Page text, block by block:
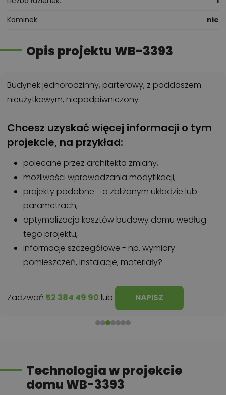
Kominek
nie
Opis projektu WB-3393
Budynek jednorodzinny, parterowy, z poddaszem
nieużytkowym, niepodpiwniczony
Chcesz uzyskać więcej informacji o tym
projekcie, na przykład:
polecane przez architekta zmiany,
możliwości wprowadzania modyfikacji,
projekty podobne - o zbliżonym układzie lub
parametrach,
optymalizacja kosztów budowy domu według
tego projektu,
informacje szczegółowe - np. wymiary
pomieszczeń, instalacje, materiały?
Zadzwoń 52 384 49 90 lub NAPISZ
Technologia w projekcie
domu WB-3393